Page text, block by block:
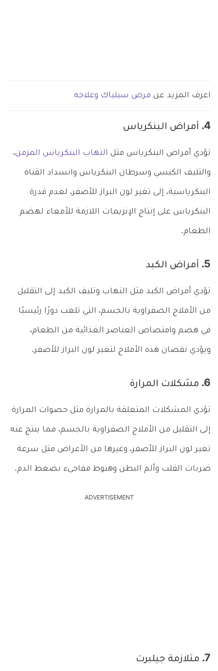
اعرف المزيد عن مرض سيلياك وعلاجه
4. أمراض البنكرياس
تؤدي أمراض البنكرياس مثل التهاب البنكرياس المزمن،
والتليف الكيسي وسرطان البنكرياس وانسداد القناة
البنكرياسية، إلى تغير لون البراز للأصفر، لعدم قدرة
البنكرياس على إنتاج الإنزيمات اللازمة للأمعاء لهضم
الطعام.
5. أمراض الكبد
تؤدي أمراض الكبد مثل التهاب وتليف الكبد إلى التقليل
من الأملاح الصفراوية بالجسم، التي تلعب دورًا رئيسيًا
في هضم وامتصاص العناصر الغذائية من الطعام،
ويؤدي نقصان هذه الأملاح لتغير لون البراز للأصفر.
6. مشكلات المرارة
تؤدي المشكلات المتعلقة بالمرارة مثل حصوات المرارة
إلى التقليل من الأملاح الصفراوية بالجسم، مما ينتج عنه
تغير لون البراز للأصفر، وغيرها من الأعراض مثل سرعة
ضربات القلب وألم البطن وهبوط مفاجىء بضغط الدم.
ADVERTISEMENT
7. متلازمة جيلبرت